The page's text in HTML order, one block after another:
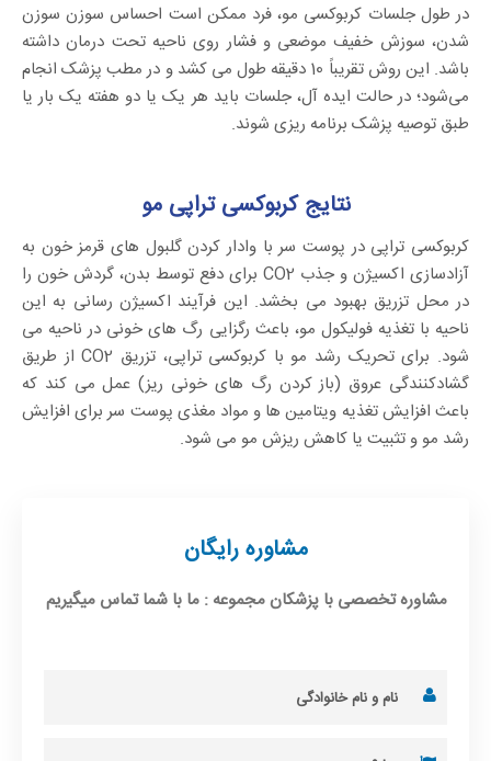
در طول جلسات کربوکسی مو، فرد ممکن است احساس سوزن سوزن
شدن، سوزش خفیف موضعی و فشار روی ناحیه تحت درمان داشته
باشد. این روش تقریباً 10 دقیقه طول می کشد و در مطب پزشک انجام
می‌شود؛ در حالت ایده آل، جلسات باید هر یک یا دو هفته یک بار یا
طبق توصیه پزشک برنامه ریزی شوند.
نتایج کربوکسی تراپی مو
کربوکسی تراپی در پوست سر با وادار کردن گلبول های قرمز خون به
آزادسازی اکسیژن و جذب CO2 برای دفع توسط بدن، گردش خون را
در محل تزریق بهبود می بخشد. این فرآیند اکسیژن رسانی به این
ناحیه با تغذیه فولیکول مو، باعث رگزایی رگ های خونی در ناحیه می
شود. برای تحریک رشد مو با کربوکسی تراپی، تزریق CO2 از طریق
گشادکنندگی عروق (باز کردن رگ های خونی ریز) عمل می کند که
باعث افزایش تغذیه ویتامین ها و مواد مغذی پوست سر برای افزایش
رشد مو و تثبیت یا کاهش ریزش مو می شود.
مشاوره رایگان
مشاوره تخصصی با پزشکان مجموعه : ما با شما تماس میگیریم